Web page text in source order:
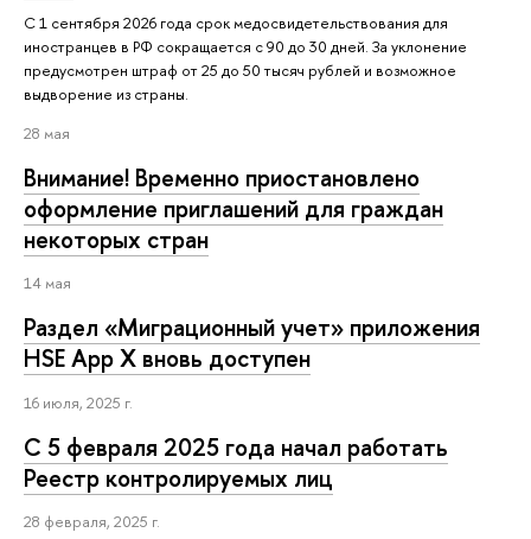
С 1 сентября 2026 года срок медосвидетельствования для
иностранцев в РФ сокращается с 90 до 30 дней. За уклонение
предусмотрен штраф от 25 до 50 тысяч рублей и возможное
выдворение из страны.
28 мая
Внимание! Временно приостановлено
оформление приглашений для граждан
некоторых стран
14 мая
Раздел «Миграционный учет» приложения
HSE App X вновь доступен
16 июля, 2025 г.
С 5 февраля 2025 года начал работать
Реестр контролируемых лиц
28 февраля, 2025 г.